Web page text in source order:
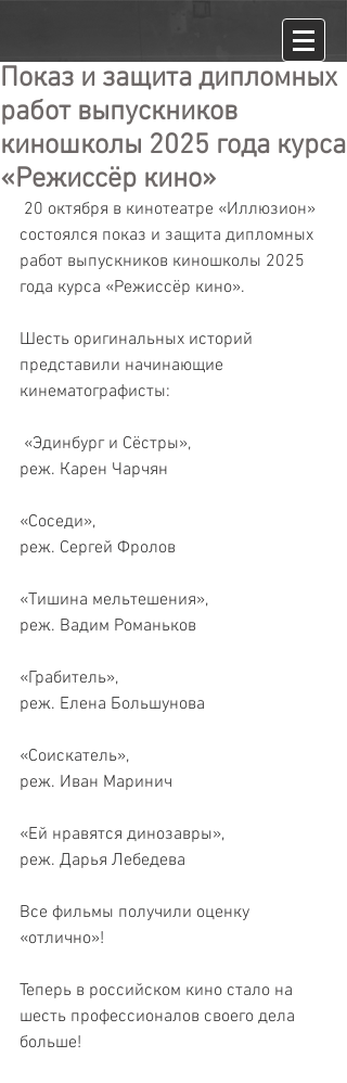
Показ и защита дипломных
работ выпускников
киношколы 2025 года курса
«Режиссёр кино»
состоялся показ и защита дипломных
работ выпускников киношколы 2025
года курса «Режиссёр кино».
Шесть оригинальных историй
представили начинающие
кинематографисты:
«Эдинбург и Сёстры»,
реж. Карен Чарчян
«Соседи»,
реж. Сергей Фролов
«Тишина мельтешения»,
реж. Вадим Романьков
«Грабитель»,
реж. Елена Большунова
«Соискатель»,
реж. Иван Маринич
«Ей нравятся динозавры»,
реж. Дарья Лебедева
Все фильмы получили оценку
«отлично»!
Теперь в российском кино стало на
шесть профессионалов своего дела
больше!